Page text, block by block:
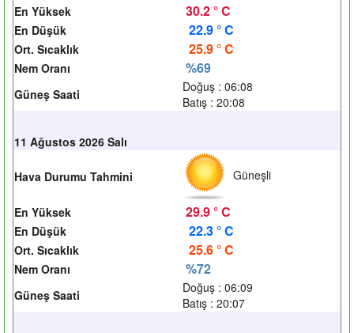
En Yüksek 30.2 ° C
En Düşük 22.9 ° C
Ort. Sıcaklık 25.9 ° C
Nem Oranı %69
Güneş Saati
Doğuş : 06:08
Batış : 20:08
11 Ağustos 2026 Salı
Hava Durumu Tahmini Güneşli
En Yüksek 29.9 ° C
En Düşük 22.3 ° C
Ort. Sıcaklık 25.6 ° C
Nem Oranı %72
Güneş Saati
Doğuş : 06:09
Batış : 20:07